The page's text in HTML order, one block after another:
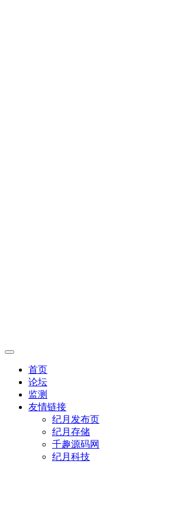
首页
论坛
监测
友情链接
纪月发布页
纪月存储
千趣源码网
纪月科技